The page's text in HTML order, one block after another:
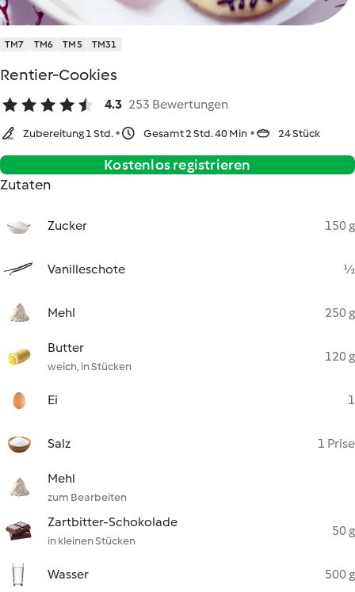
TM7 TM6 TM5 TM31
Rentier-Cookies
4.3 253 Bewertungen
Zubereitung 1 Std. Gesamt 2 Std. 40 Min 24 Stück
Kostenlos registrieren
Zutaten
Zucker 150 g
Vanilleschote ½
Mehl 250 g
Butter
weich, in Stücken
120 g
Ei 1
Salz 1 Prise
Mehl
zum Bearbeiten
Zartbitter-Schokolade
in kleinen Stücken
50 g
Wasser 500 g